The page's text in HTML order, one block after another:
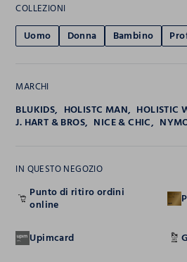
COLLEZIONI
Uomo Donna Bambino
MARCHI
BLUKIDS HOLISTC MAN HOLISTIC
J. HART & BROS NICE & CHIC
IN QUESTO NEGOZIO
Punto di ritiro ordini
online
Upimcard